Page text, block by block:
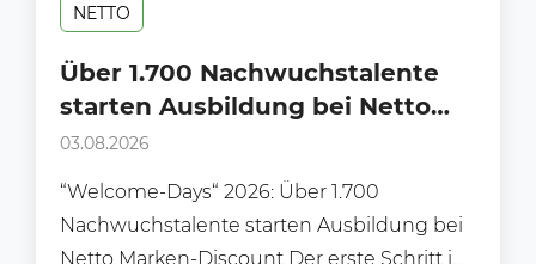
NETTO
Über 1.700 Nachwuchstalente
starten Ausbildung bei Netto
Marken-Discount
03.08.2026
“Welcome-Days“ 2026: Über 1.700
Nachwuchstalente starten Ausbildung bei
Netto Marken-Discount Der erste Schritt ins